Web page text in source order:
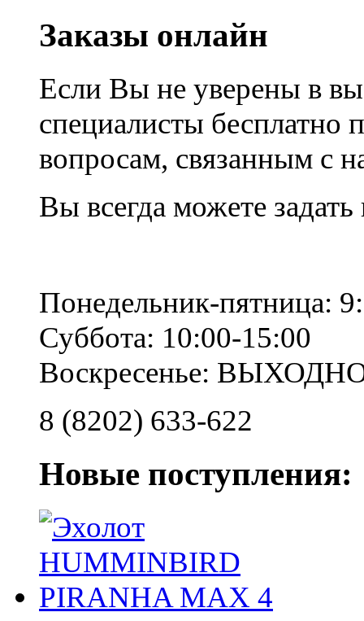
Заказы онлайн
Если Вы не уверены в
специалисты
вопросам, связанным с
Вы всегда можете
Понедельник-пятница:
Суббота: 10:00-15:00
Воскресенье:
8 (8202) 633-622
Новые поступления: